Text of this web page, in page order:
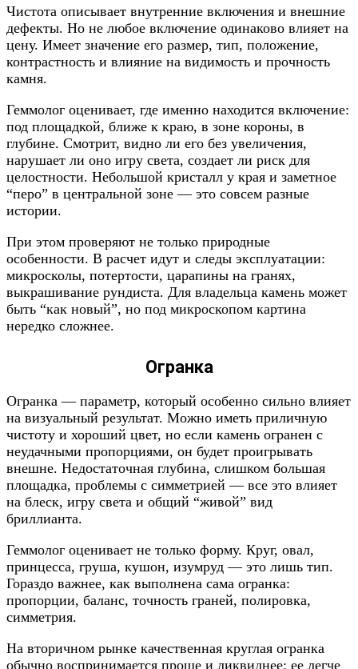
Чистота описывает внутренние включения и внешние
дефекты. Но не любое включение одинаково влияет на
цену. Имеет значение его размер, тип, положение,
контрастность и влияние на видимость и прочность
камня.
Геммолог оценивает, где именно находится включение:
под площадкой, ближе к краю, в зоне короны, в
глубине. Смотрит, видно ли его без увеличения,
нарушает ли оно игру света, создает ли риск для
целостности. Небольшой кристалл у края и заметное
“перо” в центральной зоне — это совсем разные
истории.
При этом проверяют не только природные
особенности. В расчет идут и следы эксплуатации:
микросколы, потертости, царапины на гранях,
выкрашивание рундиста. Для владельца камень может
быть “как новый”, но под микроскопом картина
нередко сложнее.
Огранка
Огранка — параметр, который особенно сильно влияет
на визуальный результат. Можно иметь приличную
чистоту и хороший цвет, но если камень огранен с
неудачными пропорциями, он будет проигрывать
внешне. Недостаточная глубина, слишком большая
площадка, проблемы с симметрией — все это влияет
на блеск, игру света и общий “живой” вид
бриллианта.
Геммолог оценивает не только форму. Круг, овал,
принцесса, груша, кушон, изумруд — это лишь тип.
Гораздо важнее, как выполнена сама огранка:
пропорции, баланс, точность граней, полировка,
симметрия.
На вторичном рынке качественная круглая огранка
обычно воспринимается проще и ликвиднее: ее легче